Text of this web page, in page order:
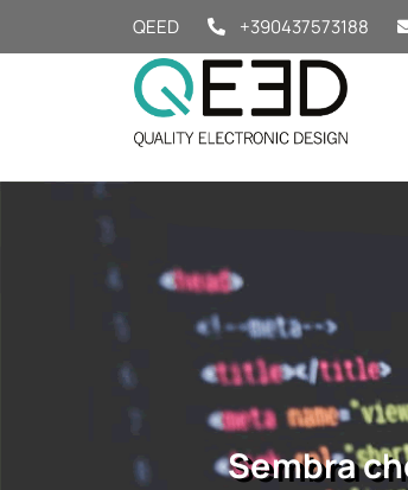
QEED +390437573188
Sembra